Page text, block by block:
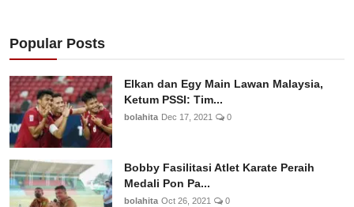
Popular Posts
Elkan dan Egy Main Lawan Malaysia,
Ketum PSSI: Tim...
bolahita Dec 17, 2021 0
Bobby Fasilitasi Atlet Karate Peraih
Medali Pon Pa...
bolahita Oct 26, 2021 0